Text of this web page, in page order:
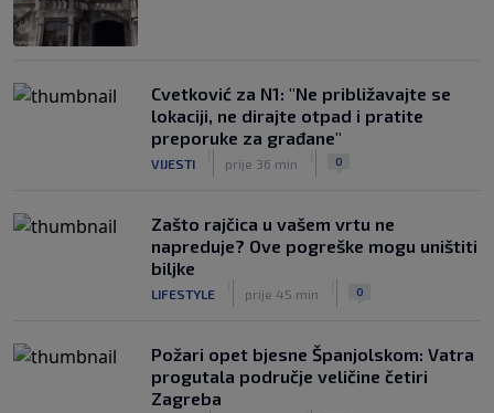
Cvetković za N1: "Ne približavajte se
lokaciji, ne dirajte otpad i pratite
preporuke za građane"
VIJESTI prije 36 min 0
Zašto rajčica u vašem vrtu ne
napreduje? Ove pogreške mogu uništiti
biljke
LIFESTYLE prije 45 min 0
Požari opet bjesne Španjolskom: Vatra
progutala područje veličine četiri
Zagreba